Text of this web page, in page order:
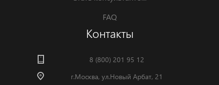
FAQ
Контакты
8 (800) 201 95 12
г.Москва, ул.Новый Арбат, 21